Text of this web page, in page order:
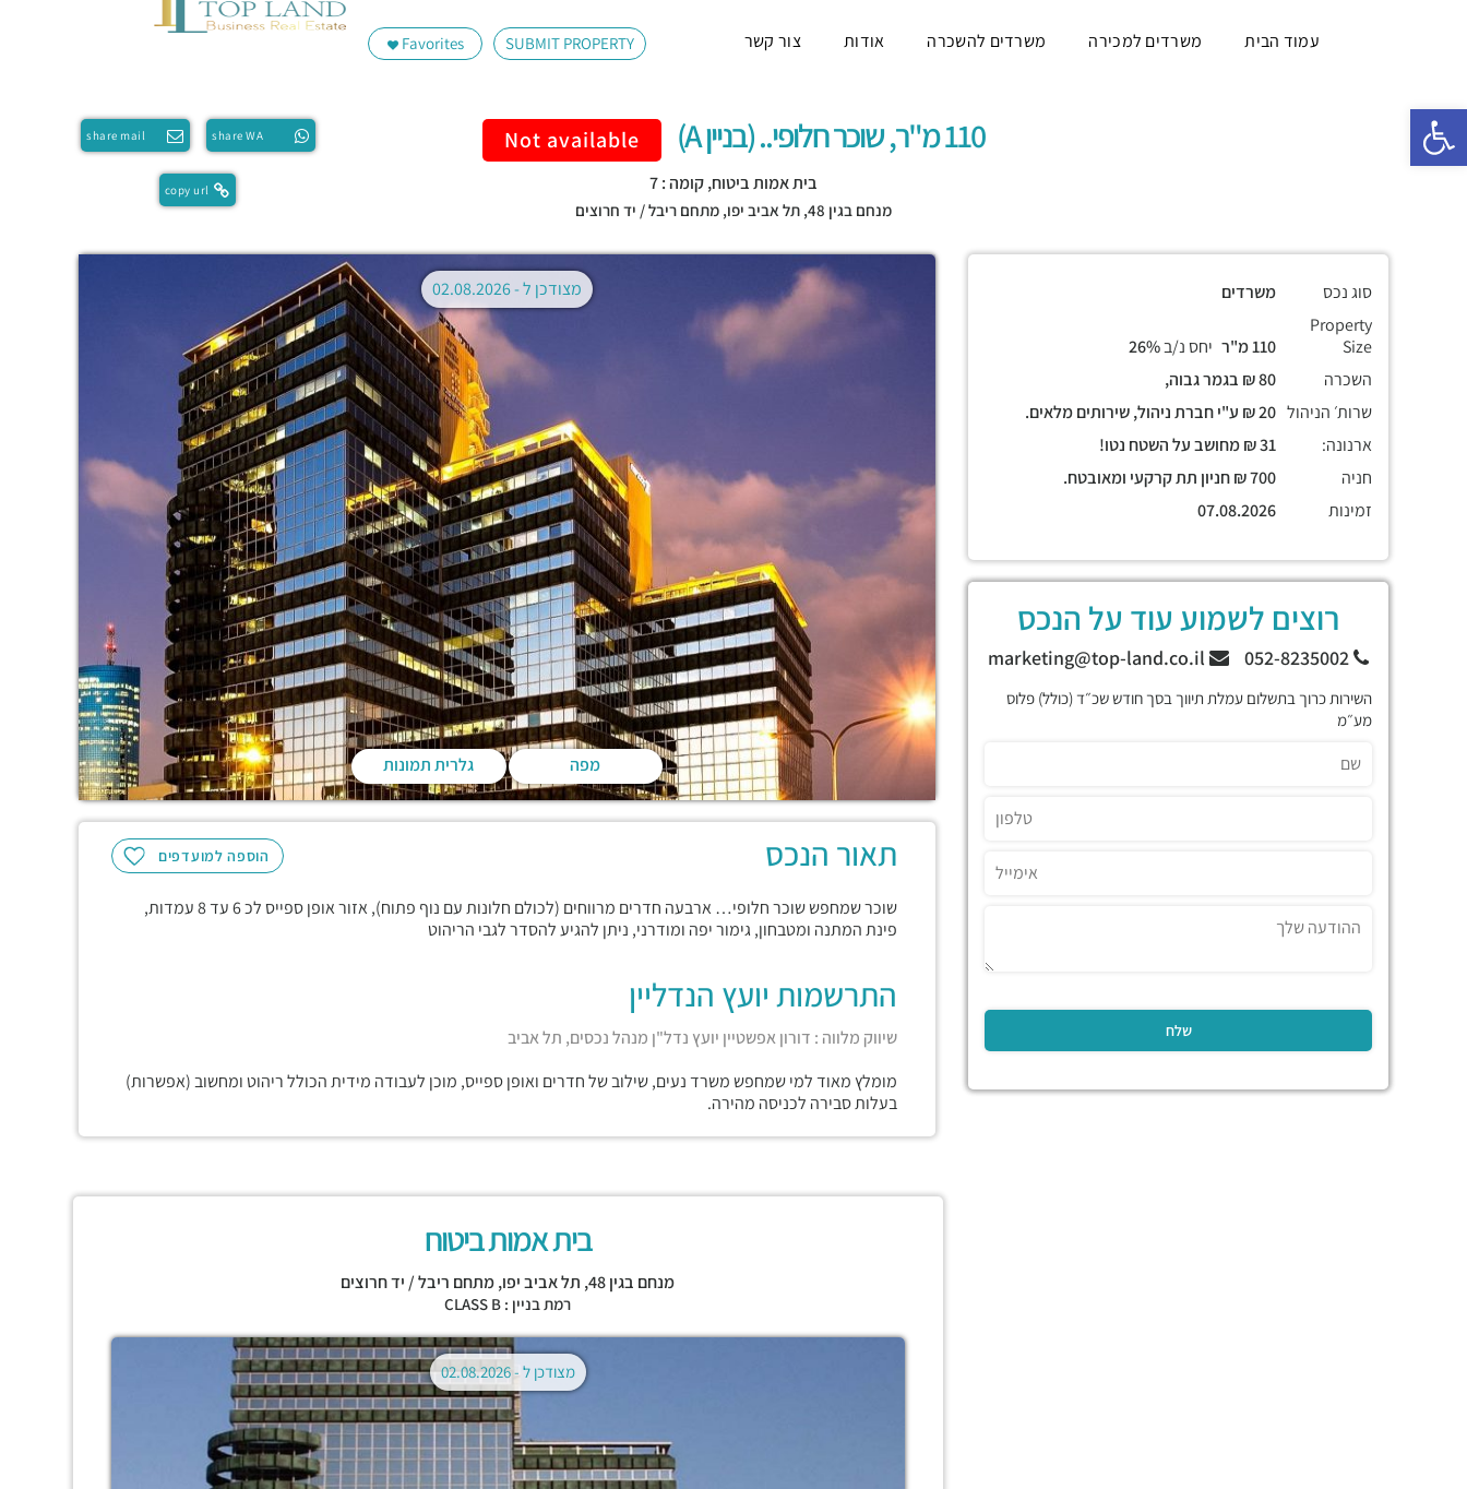
פתח סרגל נגישות
SUBMIT PROPERTY
Favorites עמוד הבית משרדים למכירה משרדים להשכרה אודות צור קשר
share WA
share mail
copy url
110 מ"ר, שוכר חלופי.. (בניין A) Not available
בית אמות ביטוח, קומה : 7
מנחם בגין 48, תל אביב יפו, מתחם ריבל / יד חרוצים
מפה גלרית תמונות
מצודכן ל -
הוספה למועדפים תאור הנכס
שוכר שמחפש שוכר חלופי… ארבעה חדרים מרווחים (לכולם חלונות עם נוף פתוח), אזור אופן ספייס לכ 6 עד 8 עמדות,
פינת המתנה ומטבחון, גימור יפה ומודרני, ניתן להגיע להסדר לגבי הריהוט
התרשמות יועץ הנדליין
שיווק מלווה : דורון אפשטיין יועץ נדל"ן מנהל נכסים, תל אביב
מומלץ מאוד למי שמחפש משרד נעים, שילוב של חדרים ואופן ספייס, מוכן לעבודה מידית הכולל ריהוט ומחשוב (אפשרות)
בעלות סבירה לכניסה מהירה.
סוג נכס
משרדים
Property
Size
יחס נ/ב
השכרה
שרות׳ הניהול
ארנונה:
חניה
זמינות
רוצים לשמוע עוד על הנכס
השירות כרוך בתשלום עמלת תיווך בסך חודש שכ״ד (כולל) פלוס
מע״מ
בית אמות ביטוח
מנחם בגין 48, תל אביב יפו,מתחם ריבל / יד חרוצים
רמת בניין : CLASS B
מצודכן ל -02.08.2026